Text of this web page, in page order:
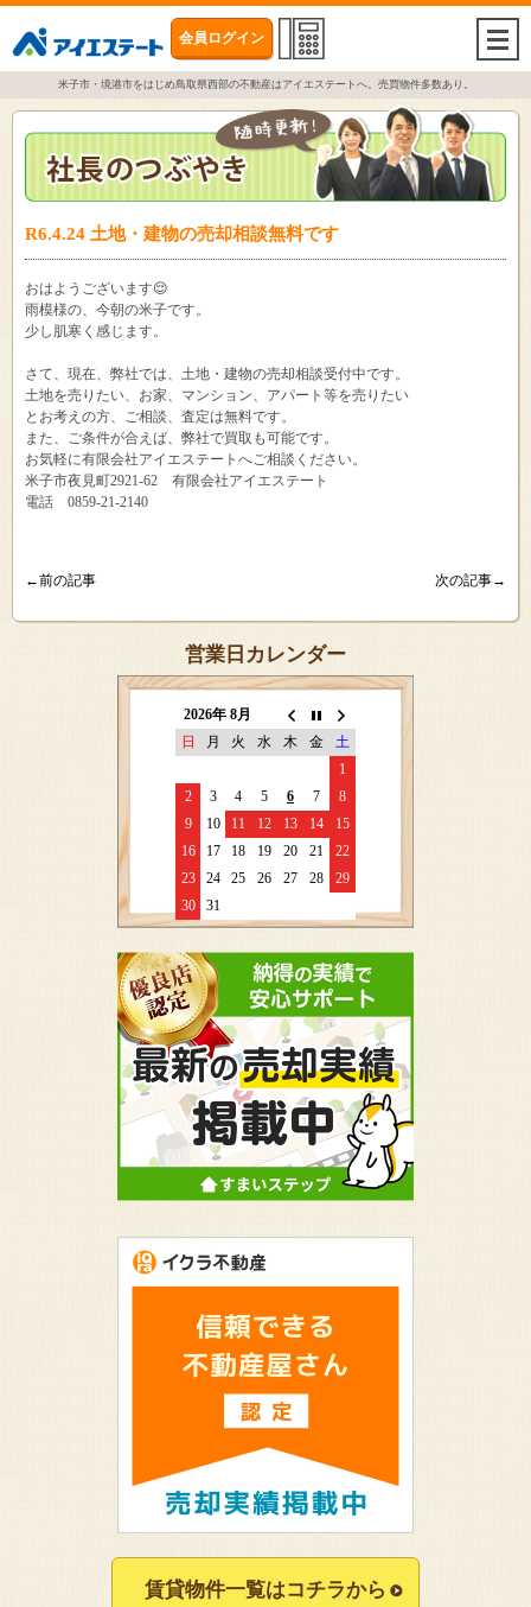
会員ログイン
米子市・境港市をはじめ鳥取県西部の不動産はアイエステートへ。売買物件多数あり。
R6.4.24 土地・建物の売却相談無料です
おはようございます😌
雨模様の、今朝の米子です。
少し肌寒く感じます。
さて、現在、弊社では、土地・建物の売却相談受付中です。
土地を売りたい、お家、マンション、アパート等を売りたい
とお考えの方、ご相談、査定は無料です。
また、ご条件が合えば、弊社で買取も可能です。
お気軽に有限会社アイエステートへご相談ください。
米子市夜見町2921-62 有限会社アイエステート
電話 0859-21-2140
←前の記事 次の記事→
営業日カレンダー
2026年 8月
日
月 火 水 木 金
土
1
2
3 4 5 6 7
8
9
10 11 12 13 14
15
16
17 18 19 20 21
22
23
24 25 26 27 28
29
30
31
賃貸物件一覧はコチラから